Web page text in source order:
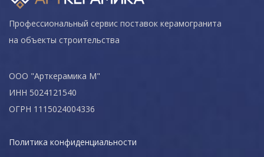
Профессиональный сервис поставок керамогранита
на объекты строительства
ООО "Арткерамика М"
ИНН 5024121540
ОГРН 1115024004336
Политика конфиденциальности